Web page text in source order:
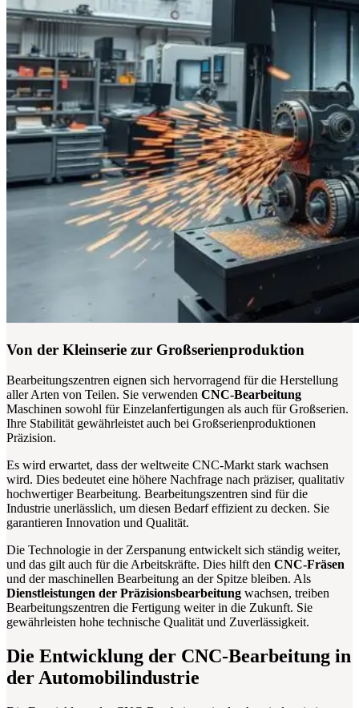
Von der Kleinserie zur Großserienproduktion
Bearbeitungszentren eignen sich hervorragend für die Herstellung
aller Arten von Teilen. Sie verwenden CNC-Bearbeitung
Maschinen sowohl für Einzelanfertigungen als auch für Großserien.
Ihre Stabilität gewährleistet auch bei Großserienproduktionen
Präzision.
Es wird erwartet, dass der weltweite CNC-Markt stark wachsen
wird. Dies bedeutet eine höhere Nachfrage nach präziser, qualitativ
hochwertiger Bearbeitung. Bearbeitungszentren sind für die
Industrie unerlässlich, um diesen Bedarf effizient zu decken. Sie
garantieren Innovation und Qualität.
Die Technologie in der Zerspanung entwickelt sich ständig weiter,
und das gilt auch für die Arbeitskräfte. Dies hilft den CNC-Fräsen
und der maschinellen Bearbeitung an der Spitze bleiben. Als
Dienstleistungen der Präzisionsbearbeitung wachsen, treiben
Bearbeitungszentren die Fertigung weiter in die Zukunft. Sie
gewährleisten hohe technische Qualität und Zuverlässigkeit.
Die Entwicklung der CNC-Bearbeitung in
der Automobilindustrie